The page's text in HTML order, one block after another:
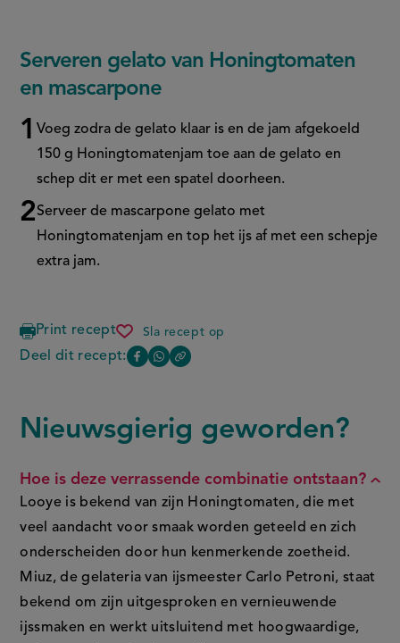
Serveren gelato van Honingtomaten
en mascarpone
Voeg zodra de gelato klaar is en de jam afgekoeld
150 g Honingtomatenjam toe aan de gelato en
schep dit er met een spatel doorheen.
Serveer de mascarpone gelato met
Honingtomatenjam en top het ijs af met een schepje
extra jam.
Print recept Sla recept op
gelato
van
honingtomaten
Deel dit recept:
Deel
pagina
Facebook
(opent
nieuw
venster,
externe
link)
Deel
pagina
WhatsApp
(opent
nieuw
venster,
externe
link)
Copy
this
page
FAQ
Nieuwsgierig geworden?
Hoe is deze verrassende combinatie ontstaan?
Looye is bekend van zijn Honingtomaten, die met
veel aandacht voor smaak worden geteeld en zich
onderscheiden door hun kenmerkende zoetheid.
Miuz, de gelateria van ijsmeester Carlo Petroni, staat
bekend om zijn uitgesproken en vernieuwende
ijssmaken en werkt uitsluitend met hoogwaardige,